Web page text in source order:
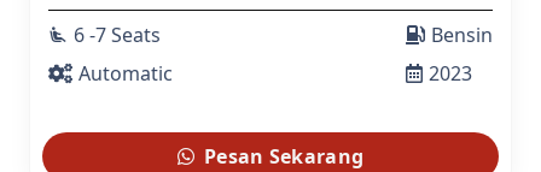
airline_seat_recline_extra 6 -7 Seats
Automatic
Bensin
2023
Pesan Sekarang